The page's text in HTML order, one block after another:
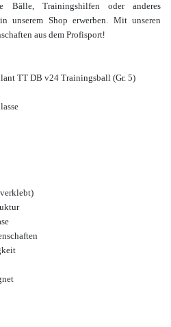
Bälle, Trainingshilfen oder anderes
unserem Shop erwerben. Mitunseren
aus dem Profisport!
TT DB v24 Trainingsball (Gr. 5)